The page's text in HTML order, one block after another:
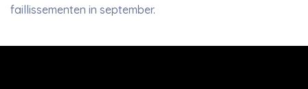
faillissementen in september.